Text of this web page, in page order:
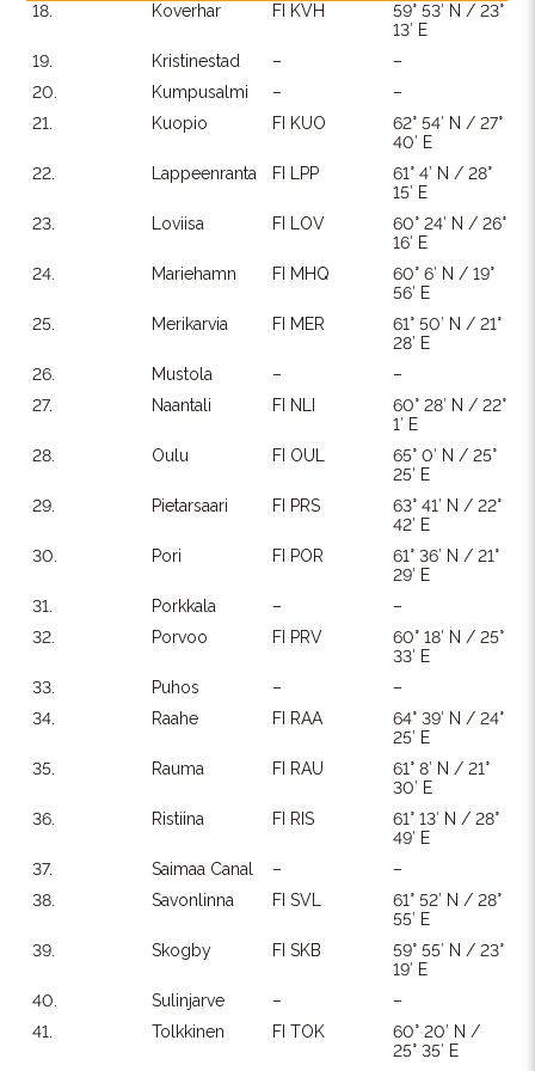
18.
Koverhar FI KVH
59° 53′ N / 23°
13′ E
19.
Kristinestad –
–
20.
Kumpusalmi –
–
21.
Kuopio FI KUO
62° 54′ N / 27°
40′ E
22.
Lappeenranta FI LPP
61° 4′ N / 28°
15′ E
23.
Loviisa FI LOV
60° 24′ N / 26°
16′ E
24.
Mariehamn FI MHQ
60° 6′ N / 19°
56′ E
25.
Merikarvia FI MER
61° 50′ N / 21°
28′ E
26.
Mustola –
–
27.
Naantali FI NLI
60° 28′ N / 22°
1′ E
28.
Oulu FI OUL
65° 0′ N / 25°
25′ E
29.
Pietarsaari FI PRS
63° 41′ N / 22°
42′ E
30.
Pori FI POR
61° 36′ N / 21°
29′ E
31.
Porkkala –
–
32.
Porvoo FI PRV
60° 18′ N / 25°
33′ E
33.
Puhos –
–
34.
Raahe FI RAA
64° 39′ N / 24°
25′ E
35.
Rauma FI RAU
61° 8′ N / 21°
30′ E
36.
Ristiina FI RIS
61° 13′ N / 28°
49′ E
37.
Saimaa Canal –
–
38.
Savonlinna FI SVL
61° 52′ N / 28°
55′ E
39.
Skogby FI SKB
59° 55′ N / 23°
19′ E
40.
Sulinjarve –
–
41.
Tolkkinen FI TOK
60° 20′ N /
25° 35′ E